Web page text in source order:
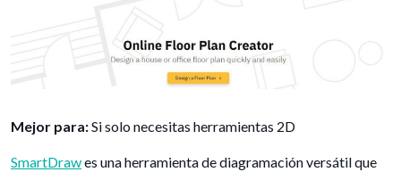
Mejor para:Si solo necesitas herramientas 2D
SmartDrawes una herramienta de diagramación versátil que